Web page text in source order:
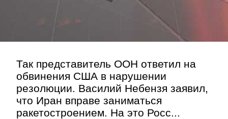
Так представитель ООН ответил на
обвинения США в нарушении
резолюции. Василий Небензя заявил,
что Иран вправе заниматься
ракетостроением. На это Росс...
Контакт»